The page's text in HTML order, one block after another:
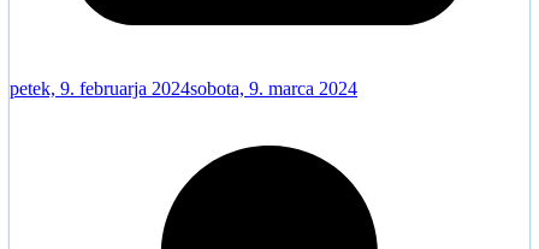
petek, 9. februarja 2024sobota, 9. marca 2024